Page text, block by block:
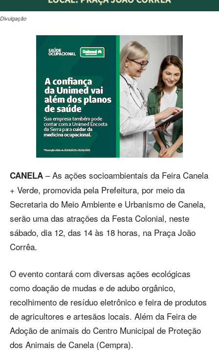
Divulgação
CANELA – As ações socioambientais da Feira Canela
+ Verde, promovida pela Prefeitura, por meio da
Secretaria do Meio Ambiente e Urbanismo de Canela,
serão uma das atrações da Festa Colonial, neste
sábado, dia 12, das 14 às 18 horas, na Praça João
Corrêa.
O evento contará com diversas ações ecológicas
como doação de mudas e de adubo orgânico,
recolhimento de resíduo eletrônico e feira de produtos
de agricultores e artesãos locais. Além da Feira de
Adoção de animais do Centro Municipal de Proteção
dos Animais de Canela (Cempra).